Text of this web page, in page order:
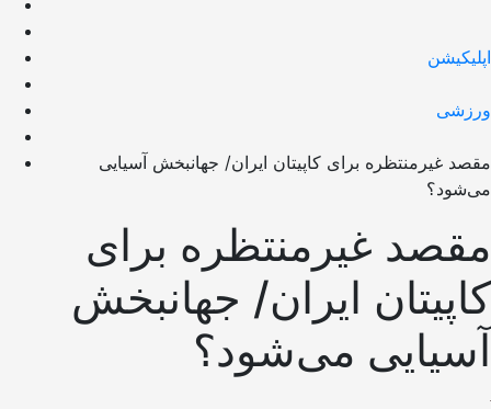
اپلیکیشن
ورزشی
مقصد غیرمنتظره برای کاپیتان ایران/ جهانبخش آسیایی
می‌شود؟
مقصد غیرمنتظره برای
کاپیتان ایران/ جهانبخش
آسیایی می‌شود؟